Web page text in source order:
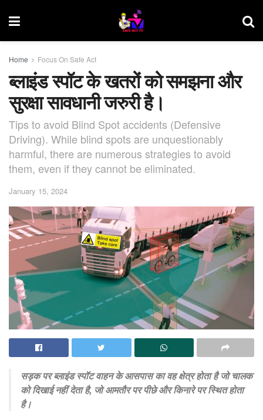
Home Focus On Safe Act
ब्लाइंड स्पॉट के खतरों को समझना और
सुरक्षा सावधानी जरुरी है।
Tips to avoid Blind Spot accidents (Defensive
Driving). While blind spots are unquestionably
harmful, there are numerous strategies to avoid
them, even if they cannot be eliminated.
January 15, 2024
सड़क पर ब्लाइंड स्पॉट वाहन के आसपास का वह क्षेत्र होता है जो चालक
को दिखाई नहीं देता है, जो आमतौर पर पीछे और किनारे पर स्थित होता
है।